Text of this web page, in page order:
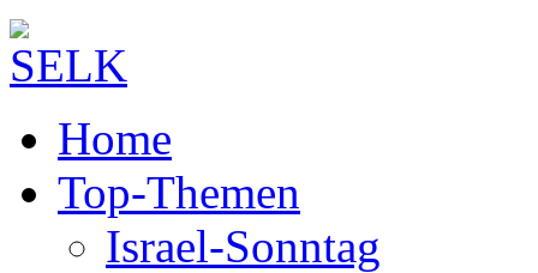
Home
Top-Themen
Israel-Sonntag